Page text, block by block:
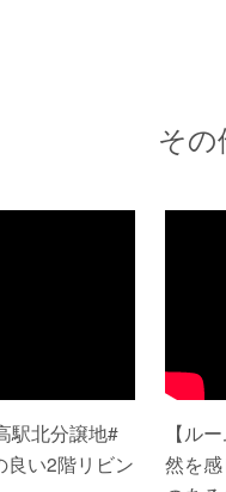
その
駅北分譲地#
良い2階リビン
【ル
然を